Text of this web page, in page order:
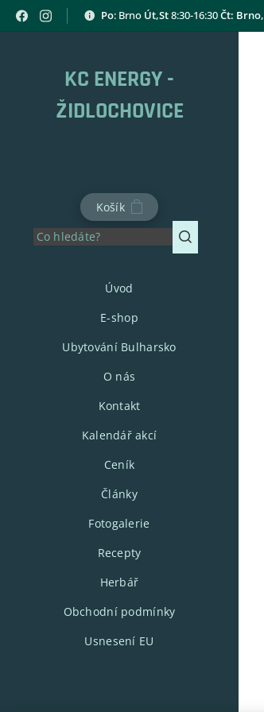
Po: Brno Út,St8:30-16:30Čt: Brno,
KC ENERGY -
ŽIDLOCHOVICE
Košík
Úvod
E-shop
Ubytování Bulharsko
O nás
Kontakt
Kalendář akcí
Ceník
Články
Fotogalerie
Recepty
Herbář
Obchodní podmínky
Usnesení EU